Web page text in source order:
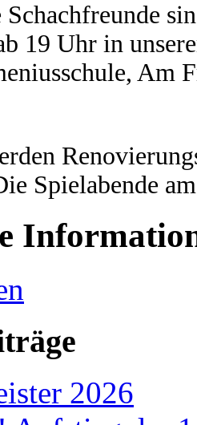
Schachfreunde
19 Uhr in
Am
Spielabende
2026